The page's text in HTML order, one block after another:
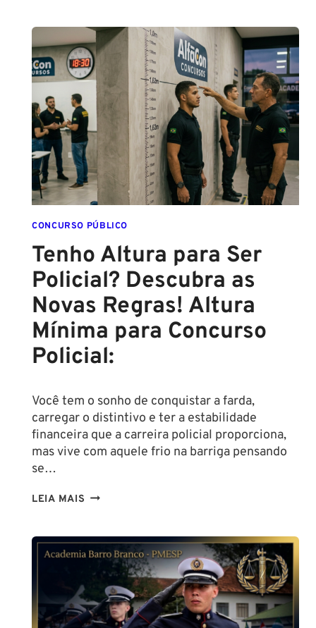
PMPE
2026:
ATÉ
FINAL
DESTE
ANO!
CONCURSO PÚBLICO
Tenho Altura para Ser
Policial? Descubra as
Novas Regras! Altura
Mínima para Concurso
Policial:
Você tem o sonho de conquistar a farda,
carregar o distintivo e ter a estabilidade
financeira que a carreira policial proporciona,
mas vive com aquele frio na barriga pensando
se…
LEIA MAIS TENHO
SER
POLICIAL?
DESCUBRA
AS
NOVAS